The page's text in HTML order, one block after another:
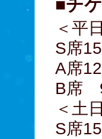
■チ
＜平
S席
A席
B席
＜土
S席